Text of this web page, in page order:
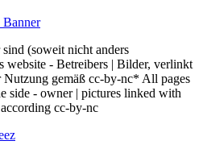
(soweit nicht anders
website - Betreibers | Bilder, verlinkt
Nutzung gemäß cc-by-nc* All pages
side - owner | pictures linked with
cc-by-nc